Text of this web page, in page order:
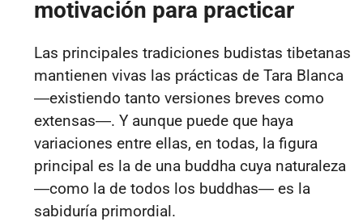
motivación para practicar
Las principales tradiciones budistas tibetanas
mantienen vivas las prácticas de Tara Blanca
―existiendo tanto versiones breves como
extensas―. Y aunque puede que haya
variaciones entre ellas, en todas, la figura
principal es la de una buddha cuya naturaleza
―como la de todos los buddhas― es la
sabiduría primordial.